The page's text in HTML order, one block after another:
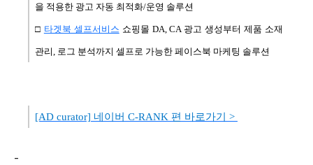
을 적용한 광고 자동 최적화/운영 솔루션
□ 타겟북 셀프서비스 쇼핑몰 DA, CA 광고 생성부터 제품 소재
관리, 로그 분석까지 셀프로 가능한 페이스북 마케팅 솔루션
[AD curator] 네이버 C-RANK 편 바로가기 >
-